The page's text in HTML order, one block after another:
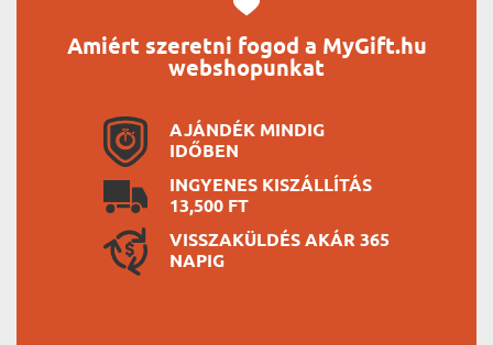
Amiért szeretni fogod a MyGift.hu
webshopunkat
AJÁNDÉK MINDIG
IDŐBEN
INGYENES KISZÁLLÍTÁS
13,500 FT
VISSZAKÜLDÉS AKÁR 365
NAPIG